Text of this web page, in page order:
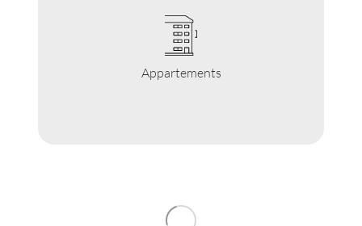
Appartements